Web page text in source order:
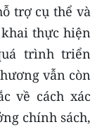
trợ cụ thể và
thực hiện
trình triển
vẫn còn
về cách xác
chính sách,